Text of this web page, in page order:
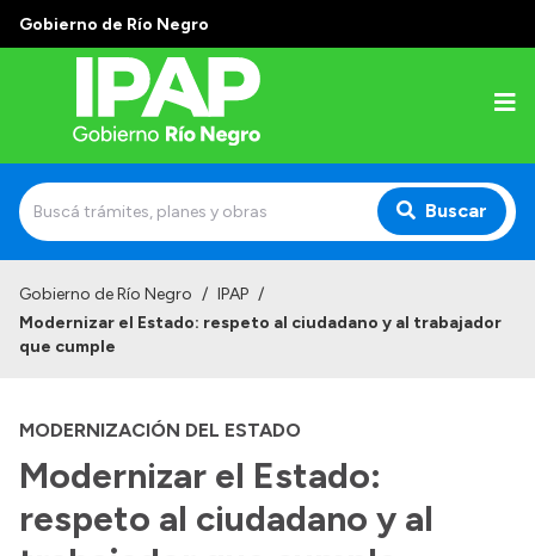
Gobierno de Río Negro
Buscar
Institucional
Autoridades
Alumnos
Docentes y Capacitadores
Delegaciones
Gobierno de Río Negro / IPAP /
Modernizar el Estado: respeto al ciudadano y al trabajador
que cumple
MODERNIZACIÓN DEL ESTADO
Modernizar el Estado:
respeto al ciudadano y al